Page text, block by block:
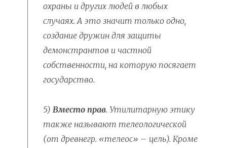
охраны и других людей в любых
случаях. А это значит только одно,
создание дружин для защиты
демонстрантов и частной
собственности, на которую посягает
государство.
5) Вместо прав. Утилитарную этику
также называют телеологической
(от древнегр. «телеос» – цель). Кроме